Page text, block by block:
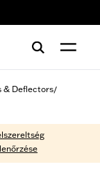
& Deflectors/